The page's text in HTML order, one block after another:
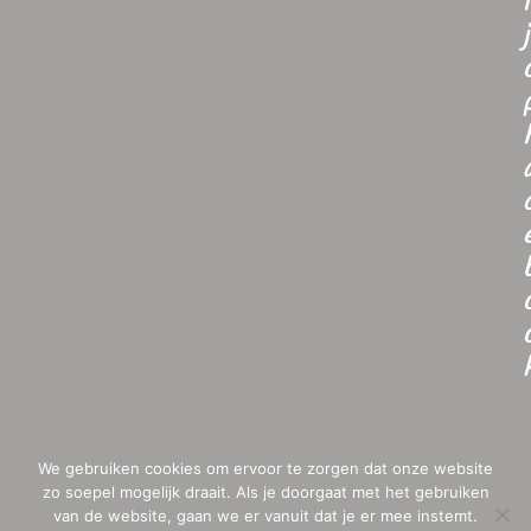
j
We gebruiken cookies om ervoor te zorgen dat onze website
zo soepel mogelijk draait. Als je doorgaat met het gebruiken
van de website, gaan we er vanuit dat je er mee instemt.